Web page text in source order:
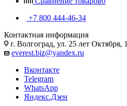
+7 800 444-46-34
Контактная информация
г. Волгоград, ул. 25 лет Октября, 1
everest.biz@yandex.ru
Вконтакте
Telegram
WhatsApp
Яндекс.Дзен